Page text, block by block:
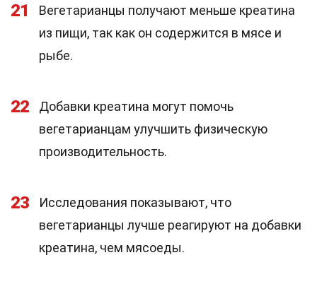
21
Вегетарианцы получают меньше креатина
из пищи, так как он содержится в мясе и
рыбе.
22
Добавки креатина могут помочь
вегетарианцам улучшить физическую
производительность.
23
Исследования показывают, что
вегетарианцы лучше реагируют на добавки
креатина, чем мясоеды.